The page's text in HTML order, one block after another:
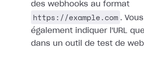
des webhooks au format
https://example.com .
également indiquer l'URL
dans un outil de test de